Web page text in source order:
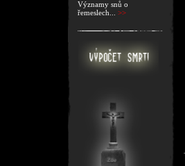
Významy snů o
řemeslech... >>